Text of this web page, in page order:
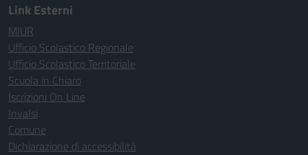
Link Esterni
MIUR
Ufficio Scolastico Regionale
Ufficio Scolastico Territoriale
Scuola in Chiaro
Iscrizioni On Line
Invalsi
Comune
Dichiarazione di accessibilità